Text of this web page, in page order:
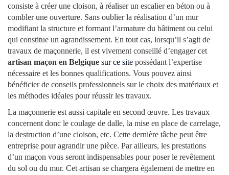
consiste à créer une cloison, à réaliser un escalier en béton ou à
combler une ouverture. Sans oublier la réalisation d’un mur
modifiant la structure et formant l’armature du bâtiment ou celui
qui constitue un agrandissement. En tout cas, lorsqu’il s’agit de
travaux de maçonnerie, il est vivement conseillé d’engager cet
artisan maçon en Belgique sur ce site possédant l’expertise
nécessaire et les bonnes qualifications. Vous pouvez ainsi
bénéficier de conseils professionnels sur le choix des matériaux et
les méthodes idéales pour réussir les travaux.
La maçonnerie est aussi capitale en second œuvre. Les travaux
concernent donc le coulage de dalle, la mise en place de carrelage,
la destruction d’une cloison, etc. Cette dernière tâche peut être
entreprise pour agrandir une pièce. Par ailleurs, les prestations
d’un maçon vous seront indispensables pour poser le revêtement
du sol ou du mur. Cet artisan se chargera également de mettre en